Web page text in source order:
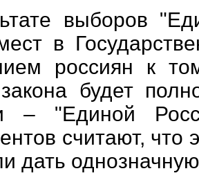
выборов
в
россиян к
будет
– "Единой
считают, что
дать